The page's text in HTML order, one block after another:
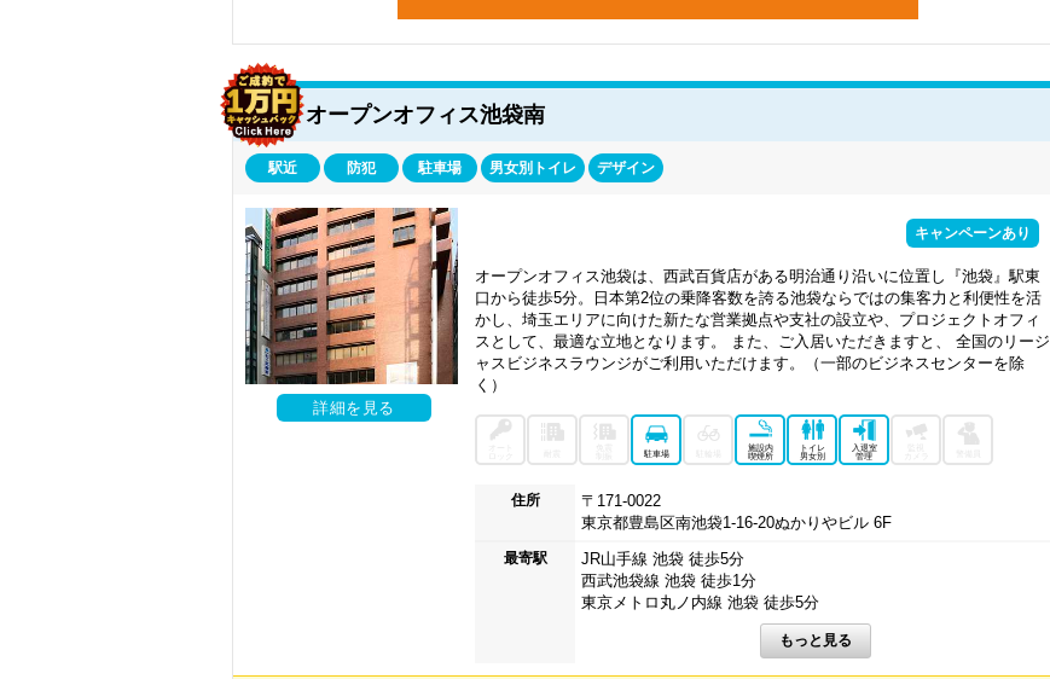
オープンオフィス池袋南
駅近 防犯 駐車場 男女別トイレ デザイン
詳細を見る
キャンペーンあり
オープンオフィス池袋は、西武百貨店がある明治通り沿いに位置し『池袋』駅東
口から徒歩5分。日本第2位の乗降客数を誇る池袋ならではの集客力と利便性を活
かし、埼玉エリアに向けた新たな営業拠点や支社の設立や、プロジェクトオフィ
スとして、最適な立地となります。 また、ご入居いただきますと、 全国のリージ
ャスビジネスラウンジがご利用いただけます。（一部のビジネスセンターを除
く）
駐車場
施設内
喫煙所
トイレ
男女別
入退室
管理
住所
〒171-0022
東京都豊島区南池袋1-16-20ぬかりやビル 6F
最寄駅
JR山手線 池袋 徒歩5分
西武池袋線 池袋 徒歩1分
東京メトロ丸ノ内線 池袋 徒歩5分